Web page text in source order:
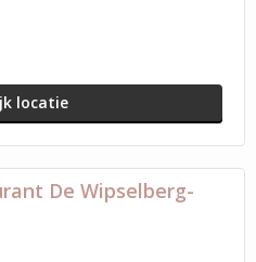
locatie
De Wipselberg-